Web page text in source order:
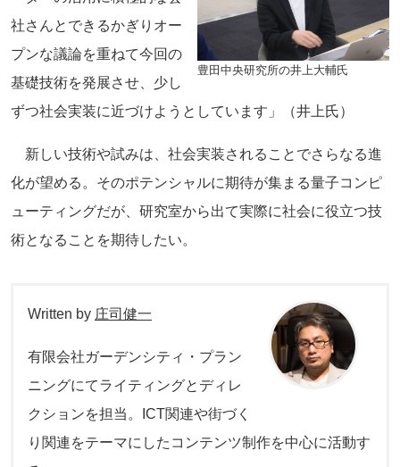
豊田中央研究所の井上大輔氏
社さんとできるかぎりオー
プンな議論を重ねて今回の
基礎技術を発展させ、少し
ずつ社会実装に近づけようとしています」（井上氏）
新しい技術や試みは、社会実装されることでさらなる進
化が望める。そのポテンシャルに期待が集まる量子コンピ
ューティングだが、研究室から出て実際に社会に役立つ技
術となることを期待したい。
Written by 庄司健一
有限会社ガーデンシティ・プラン
ニングにてライティングとディレ
クションを担当。ICT関連や街づく
り関連をテーマにしたコンテンツ制作を中心に活動す